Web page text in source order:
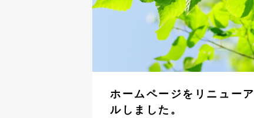
ホームページをリニューア
ルしました。